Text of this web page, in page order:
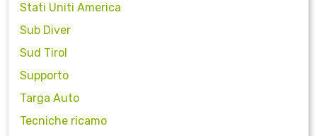
Stati Uniti America
Sub Diver
Sud Tirol
Supporto
Targa Auto
Tecniche ricamo